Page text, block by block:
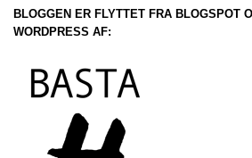
BLOGGEN ER FLYTTET FRA BLOGSPOT
WORDPRESS AF: